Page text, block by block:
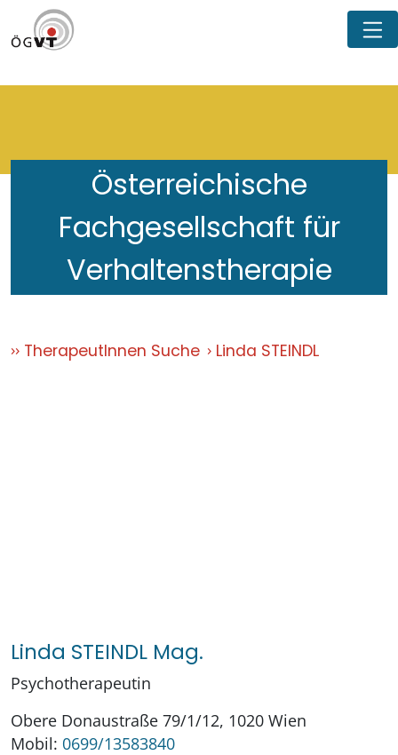
Österreichische
Fachgesellschaft für
Verhaltenstherapie
TherapeutInnen Suche Linda STEINDL
Linda STEINDL Mag.
Psychotherapeutin
Obere Donaustraße 79/1/12, 1020 Wien
Mobil: 0699/13583840